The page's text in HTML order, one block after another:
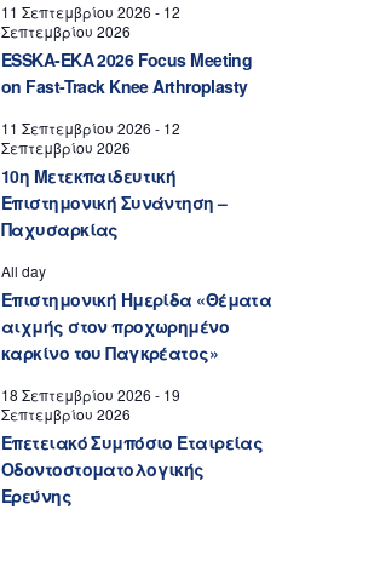
11 Σεπτεμβρίου 2026 - 12
Σεπτεμβρίου 2026
ESSKA-EKA 2026 Focus Meeting
on Fast-Track Knee Arthroplasty
11 Σεπτεμβρίου 2026 - 12
Σεπτεμβρίου 2026
10η Μετεκπαιδευτική
Επιστημονική Συνάντηση –
Παχυσαρκίας
All day
Επιστημονική Ημερίδα «Θέματα
αιχμής στον προχωρημένο
καρκίνο του Παγκρέατος»
18 Σεπτεμβρίου 2026 - 19
Σεπτεμβρίου 2026
Επετειακό Συμπόσιο Εταιρείας
Οδοντοστοματολογικής
Ερεύνης